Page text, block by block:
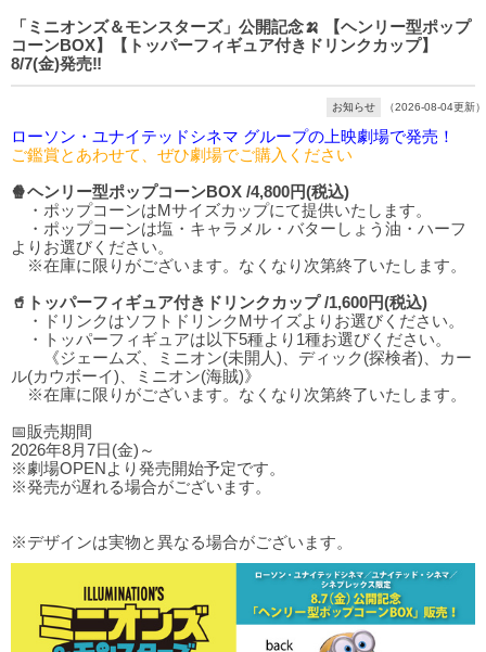
「ミニオンズ＆モンスターズ」公開記念🍌 【ヘンリー型ポップ
コーンBOX】【トッパーフィギュア付きドリンクカップ】
8/7(金)発売‼️
お知らせ （2026-08-04更新）
ローソン・ユナイテッドシネマ グループの上映劇場で発売！
ご鑑賞とあわせて、ぜひ劇場でご購入ください
🍿ヘンリー型ポップコーンBOX /4,800円(税込)
・ポップコーンはMサイズカップにて提供いたします。
・ポップコーンは塩・キャラメル・バターしょう油・ハーフ
よりお選びください。
※在庫に限りがございます。なくなり次第終了いたします。
🥤トッパーフィギュア付きドリンクカップ /1,600円(税込)
・ドリンクはソフトドリンクMサイズよりお選びください。
・トッパーフィギュアは以下5種より1種お選びください。
《ジェームズ、ミニオン(未開人)、ディック(探検者)、カー
ル(カウボーイ)、ミニオン(海賊)》
※在庫に限りがございます。なくなり次第終了いたします。
📅販売期間
2026年8月7日(金)～
※劇場OPENより発売開始予定です。
※発売が遅れる場合がございます。
※デザインは実物と異なる場合がございます。